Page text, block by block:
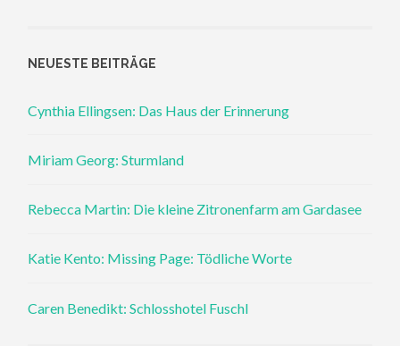
NEUESTE BEITRÄGE
Cynthia Ellingsen: Das Haus der Erinnerung
Miriam Georg: Sturmland
Rebecca Martin: Die kleine Zitronenfarm am Gardasee
Katie Kento: Missing Page: Tödliche Worte
Caren Benedikt: Schlosshotel Fuschl